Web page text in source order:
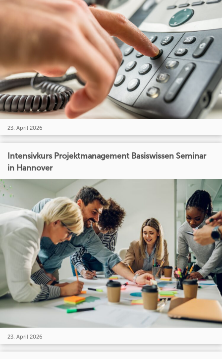
23. April 2026
Intensivkurs Projektmanagement Basiswissen Seminar
in Hannover
23. April 2026